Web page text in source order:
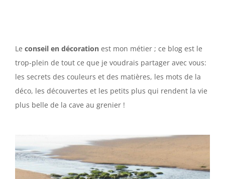
Le conseil en décoration est mon métier ; ce blog est le
trop-plein de tout ce que je voudrais partager avec vous:
les secrets des couleurs et des matières, les mots de la
déco, les découvertes et les petits plus qui rendent la vie
plus belle de la cave au grenier !